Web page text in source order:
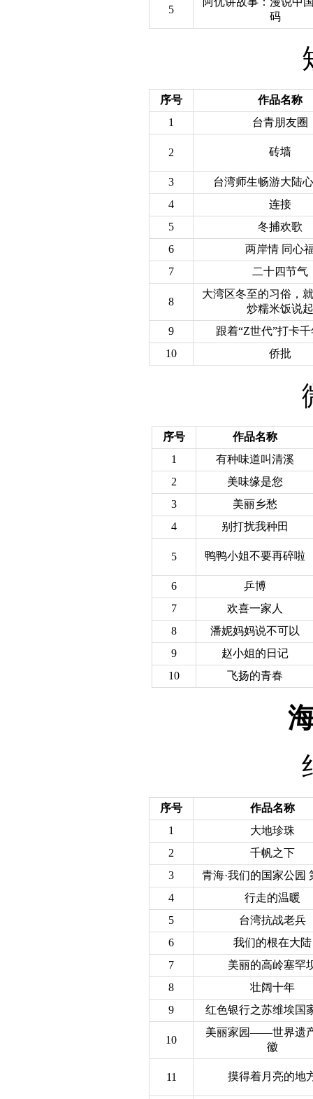
5
码
序号
作品名称
1
台青朋友圈
2 砖墙
3
台湾师生畅游大陆
4
连接
5
冬捕欢歌
6
两岸情 同心
7
二十四节气
8
大湾区冬至的习俗，
炒糯米饭说起
9
跟着“Z世代”打卡
10
侨批
序号
作品名称
1
有种味道叫清溪
2
美味缘是您
3
美丽乡愁
4
别打扰我种田
5 鸭鸭小姐不要再碎啦
6
乒博
7
欢喜一家人
8
潘妮妈妈说不可以
9
赵小姐的日记
10
飞扬的青春
序号
作品名称
1
大地珍珠
2
千帆之下
3
青海·我们的国家公园
4
行走的温暖
5
台湾抗战老兵
6
我们的根在大陆
7
美丽的高岭塞罕
8
壮阔十年
9
红色银行之苏维埃国
10
美丽家园——世界遗
徽
11 摸得着月亮的地